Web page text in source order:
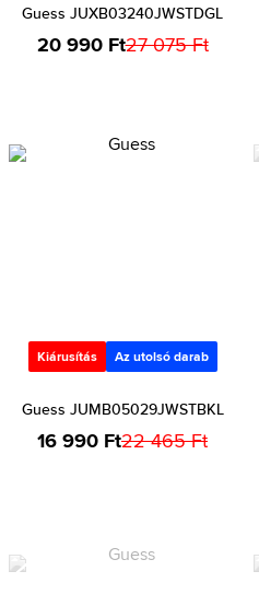
Guess JUXB03240JWSTDGL
20 990 Ft27 075 Ft
Kiárusítás Az utolsó darab
Guess JUMB05029JWSTBKL
16 990 Ft22 465 Ft